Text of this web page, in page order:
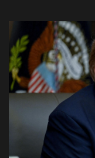
Ուկրաինայի
նախագահը
նախագահին
04 Օգոստոս, 2026